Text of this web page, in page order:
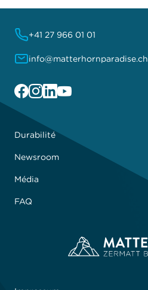
+41 27 966 01 01
info@matterhornparadise.ch
Facebook
Instagram
Linkedin
YouTube
Durabilité
Newsroom
Média
FAQ